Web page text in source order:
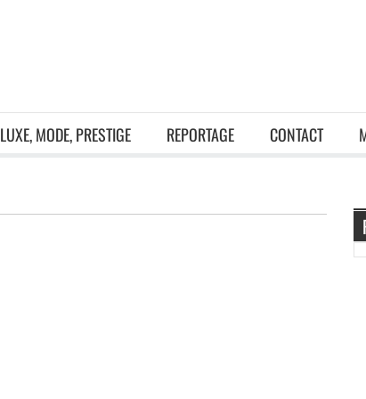
LUXE, MODE, PRESTIGE REPORTAGE CONTACT